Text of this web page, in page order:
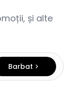
și alte
Barbat